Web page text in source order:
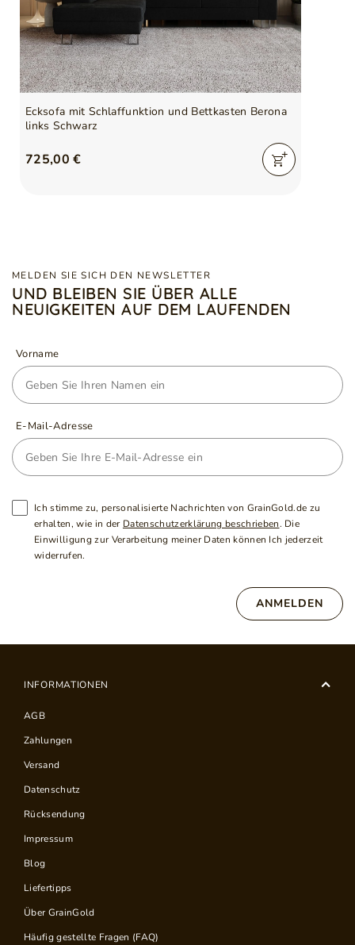
SerieBERONA
Ecksofa mit Schlaffunktion und Bettkasten Berona
links Schwarz
725,00 €
MELDEN SIE SICH DEN NEWSLETTER
UND BLEIBEN SIE ÜBER ALLE
NEUIGKEITEN AUF DEM LAUFENDEN
Vorname
E-Mail-Adresse
Ich stimme zu, personalisierte Nachrichten von GrainGold.de zu
erhalten, wie in der Datenschutzerklärung beschrieben. Die
Einwilligung zur Verarbeitung meiner Daten können Ich jederzeit
widerrufen.
ANMELDEN
INFORMATIONEN
AGB
Zahlungen
Versand
Datenschutz
Rücksendung
Impressum
Blog
Liefertipps
Über GrainGold
Häufig gestellte Fragen (FAQ)